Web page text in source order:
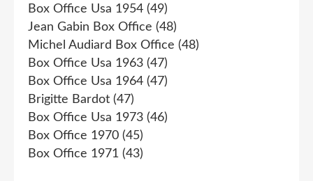
Box Office Usa 1954 (49)
Jean Gabin Box Office (48)
Michel Audiard Box Office (48)
Box Office Usa 1963 (47)
Box Office Usa 1964 (47)
Brigitte Bardot (47)
Box Office Usa 1973 (46)
Box Office 1970 (45)
Box Office 1971 (43)